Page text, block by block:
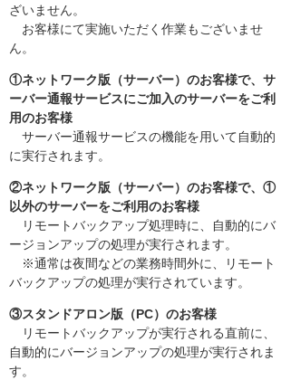
ざいません。
お客様にて実施いただく作業もございませ
ん。
①ネットワーク版（サーバー）のお客様で、サ
ーバー通報サービスにご加入のサーバーをご利
用のお客様
サーバー通報サービスの機能を用いて自動的
に実行されます。
②ネットワーク版（サーバー）のお客様で、①
以外のサーバーをご利用のお客様
リモートバックアップ処理時に、自動的にバ
ージョンアップの処理が実行されます。
※通常は夜間などの業務時間外に、リモート
バックアップの処理が実行されています。
③スタンドアロン版（PC）のお客様
リモートバックアップが実行される直前に、
自動的にバージョンアップの処理が実行されま
す。